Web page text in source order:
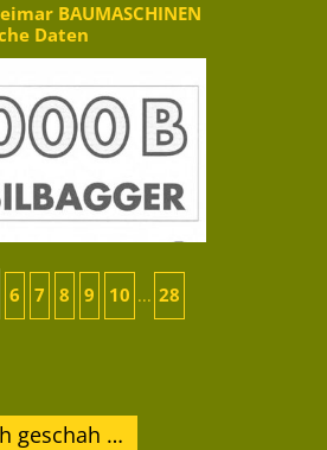
BAUMASCHINEN
Daten
6 7 8 9 10 ... 28
geschah …